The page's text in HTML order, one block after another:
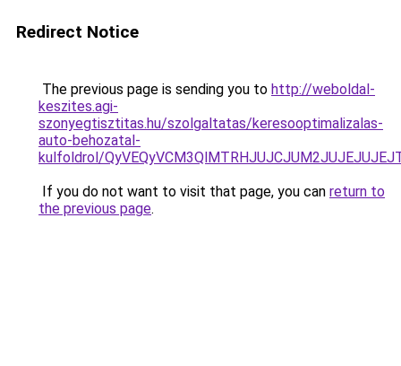
Redirect Notice
The previous page is sending you to http://weboldal-
keszites.agi-
szonyegtisztitas.hu/szolgaltatas/keresooptimalizalas-
auto-behozatal-
kulfoldrol/
If you do not want to visit that page, you can return to
the previous page.